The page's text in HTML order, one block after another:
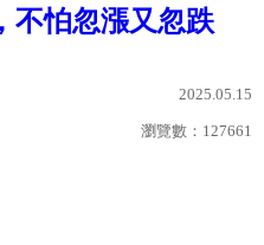
不怕忽漲又忽跌
2025.05.15
瀏覽數： 127661